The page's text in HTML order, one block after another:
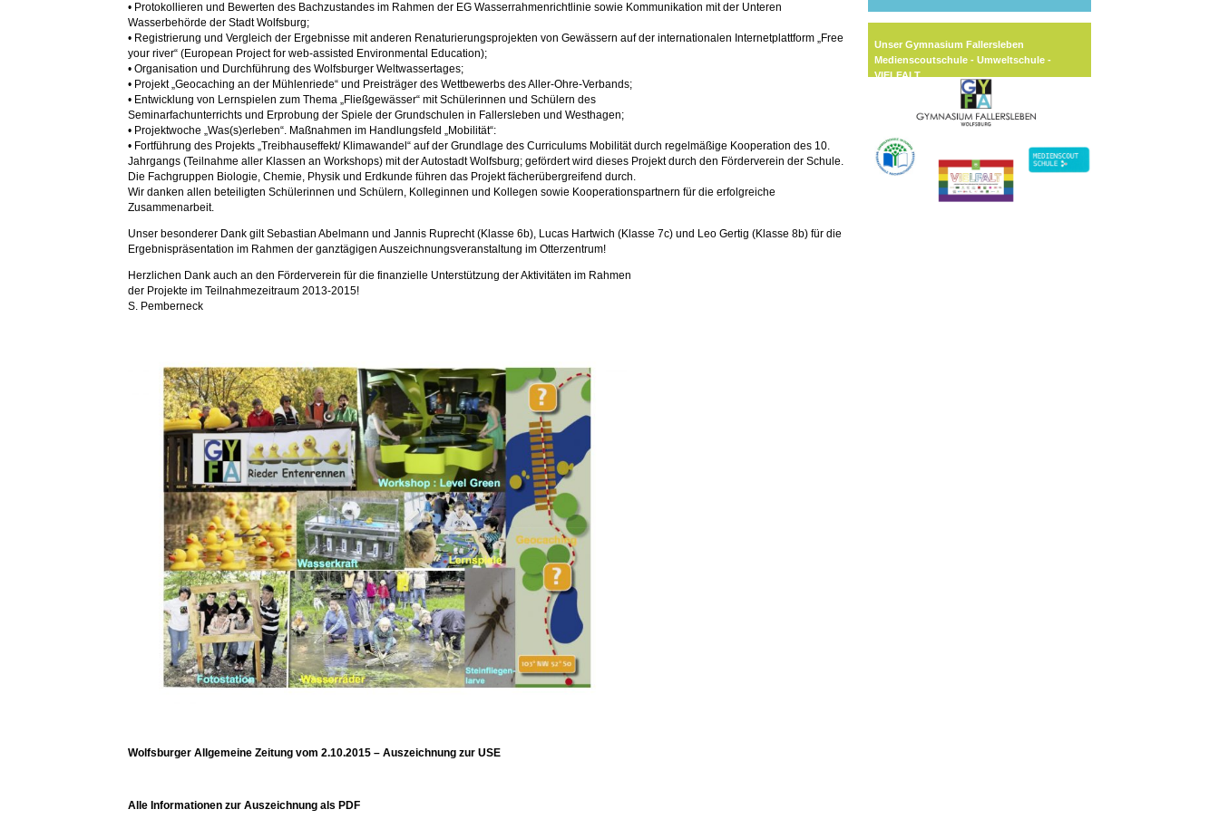
• Protokollieren und Bewerten des Bachzustandes im Rahmen der EG Wasserrahmenrichtlinie sowie Kommunikation mit der Unteren
Wasserbehörde der Stadt Wolfsburg;
• Registrierung und Vergleich der Ergebnisse mit anderen Renaturierungsprojekten von Gewässern auf der internationalen Internetplattform „Free
your river“ (European Project for web-assisted Environmental Education);
• Organisation und Durchführung des Wolfsburger Weltwassertages;
• Projekt „Geocaching an der Mühlenriede“ und Preisträger des Wettbewerbs des Aller-Ohre-Verbands;
• Entwicklung von Lernspielen zum Thema „Fließgewässer“ mit Schülerinnen und Schülern des
Seminarfachunterrichts und Erprobung der Spiele der Grundschulen in Fallersleben und Westhagen;
• Projektwoche „Was(s)erleben“. Maßnahmen im Handlungsfeld „Mobilität“:
• Fortführung des Projekts „Treibhauseffekt/ Klimawandel“ auf der Grundlage des Curriculums Mobilität durch regelmäßige Kooperation des 10.
Jahrgangs (Teilnahme aller Klassen an Workshops) mit der Autostadt Wolfsburg; gefördert wird dieses Projekt durch den Förderverein der Schule.
Die Fachgruppen Biologie, Chemie, Physik und Erdkunde führen das Projekt fächerübergreifend durch.
Wir danken allen beteiligten Schülerinnen und Schülern, Kolleginnen und Kollegen sowie Kooperationspartnern für die erfolgreiche
Zusammenarbeit.
Unser besonderer Dank gilt Sebastian Abelmann und Jannis Ruprecht (Klasse 6b), Lucas Hartwich (Klasse 7c) und Leo Gertig (Klasse 8b) für die
Ergebnispräsentation im Rahmen der ganztägigen Auszeichnungsveranstaltung im Otterzentrum!
Herzlichen Dank auch an den Förderverein für die finanzielle Unterstützung der Aktivitäten im Rahmen
der Projekte im Teilnahmezeitraum 2013-2015!
S. Pemberneck
Wolfsburger Allgemeine Zeitung vom 2.10.2015 – Auszeichnung zur USE
Alle Informationen zur Auszeichnung als PDF
Unser Gymnasium Fallersleben
Medienscoutschule - Umweltschule -
VIELFALT